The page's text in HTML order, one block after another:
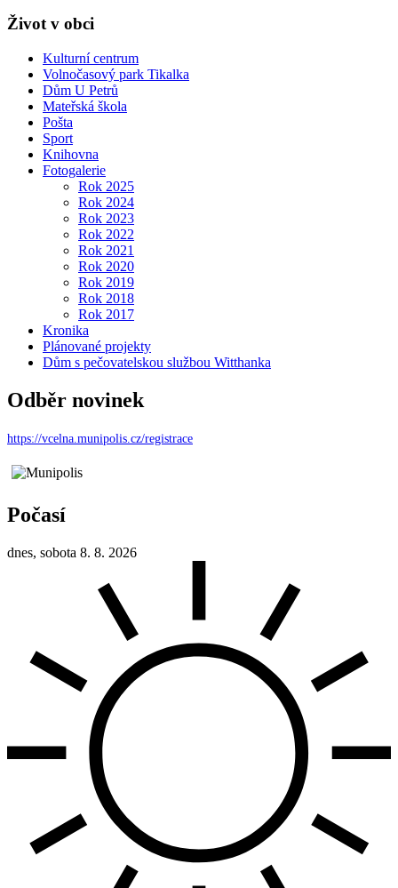
Život v obci
Kulturní centrum
Volnočasový park Tikalka
Dům U Petrů
Mateřská škola
Pošta
Sport
Knihovna
Fotogalerie
Rok 2025
Rok 2024
Rok 2023
Rok 2022
Rok 2021
Rok 2020
Rok 2019
Rok 2018
Rok 2017
Kronika
Plánované projekty
Dům s pečovatelskou službou Witthanka
Odběr novinek
https://vcelna.munipolis.cz/registrace
Počasí
dnes, sobota 8. 8. 2026